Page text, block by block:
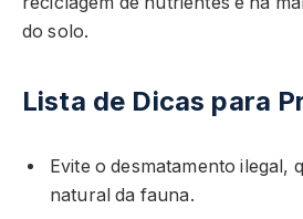
do solo.
Lista de Dicas para
Evite o desmatamento ilegal,
natural da fauna.